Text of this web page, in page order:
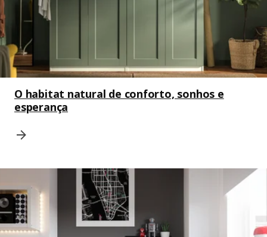
O habitat natural de conforto, sonhos e
esperança